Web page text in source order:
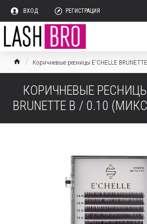
.ВХОД РЕГИСТРАЦИЯ
Коричневые ресницы E'CHELLE
КОРИЧНЕВЫЕ РЕСНИЦЫ
BRUNETTE B / 0.10